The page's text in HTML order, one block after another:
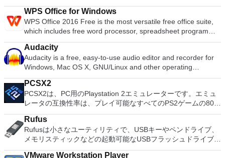
ーションおよびディスク管理ユーティリティです。パーティシ
ョンの拡張（特にシステムドライブ用）、ディスク領域の管
理、MBRおよびGUIDパーティションテーブル（GPT）ディス
クのディスク領域不足の問題の解決を可能にします。 パーテ
ィションのサイズ変更/移動システムドライブを拡張するディ
スクとパーティションをコピーパーティションをマージ分割パ
ーティション空き領域を再分配するダイナミックディスクの変
換パーティションを回復する
WPS Office for Windows
WPS Office 2016 Free is the most versatile free office suite,
which includes free word processor, spreadsheet program
and presentation maker. With these three programs you will
easily be able to deal with any office related tasks. WPS
Office 2016 Free has multiple language support for English,
French, German, Spanish, Portuguese,Russian and Polish
languages. To switch between languages requires only a
single click! Despite being a free suite, WPS Office comes
with many innovative features, such as the paragraph
adjustment tool and multiple tabbed feature. It also has a PDF
converter, spell check and word count feature. WPS Office
2016 Personal Edition supports switching language UI,File
Roaming and Docer online templates. Key features include:
Writer Efficient word processor. Presentation Multimedia
presentations creator. Spreadsheets Powerful tool for data
Audacity
Audacity is a free, easy-to-use audio editor and recorder for
Windows, Mac OS X, GNU/Linux and other operating
systems. You can use Audacity to: Record live audio. Convert
tapes and records into digital recordings or CDs. Edit Ogg
Vorbis, MP3, WAV or AIFF sound files. Cut, copy, splice or mix
sounds together. Change the speed or pitch of a recording.
Add new effects with LADSPA plug-ins. And more!
PCSX2
PCSX2は、PC用のPlaystation 2エミュレーターです。エミュ
レータの互換性率は、プレイ可能なすべてのPS2ゲームの80％
以上を誇っています。かなり強力なコンピューターを所有して
いる場合、PCSX2は優れたエミュレーターです。また、この
アプリケーションはローエンドコンピューターのサポートも提
供するため、Playstation 2コンソールのすべての所有者は、
PCで動作するゲームを見ることができます。 PCSX2エミュレ
Rufus
Rufusは小さなユーティリティで、USBキーやペンドライブ、
メモリスティックなどの起動可能なUSBフラッシュドライブを
フォーマットおよび作成できます。 Rufusは、次のシナリオで
VMware Workstation Player